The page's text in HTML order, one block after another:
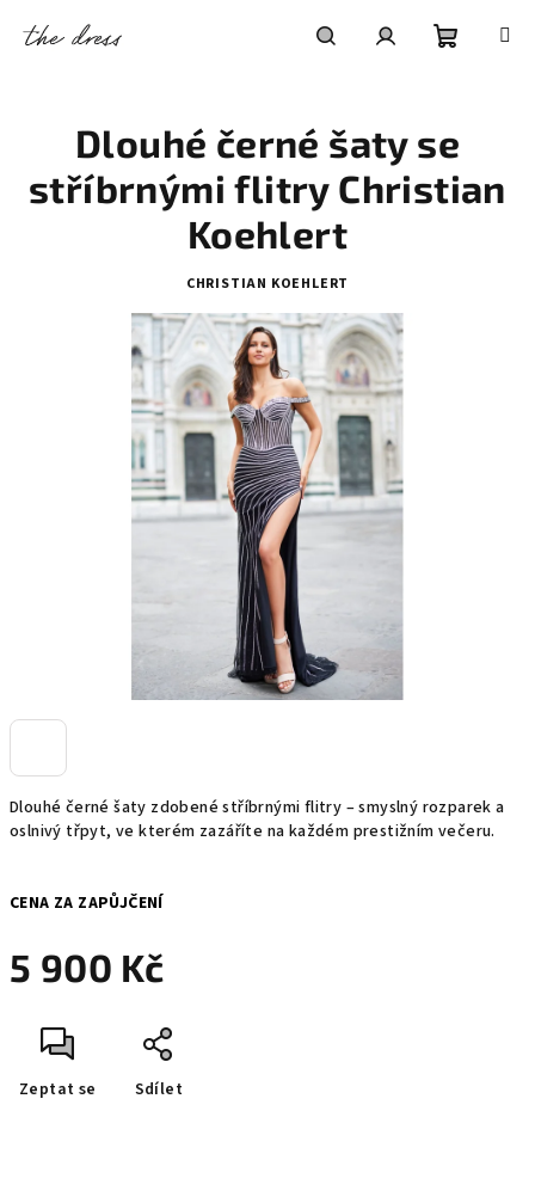
košík
Dlouhé černé šaty zdobené stříbrnými flitry – smyslný rozparek a
oslnivý třpyt, ve kterém zazáříte na každém prestižním večeru.
5 900 Kč
cena:
CENA ZA ZAPŮJČENÍ
Zeptat se Sdílet
Dlouhé černé šaty se
stříbrnými flitry Christian
Koehlert
CHRISTIAN KOEHLERT